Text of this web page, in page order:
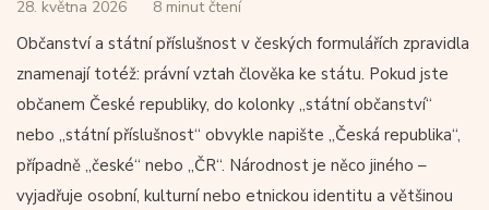
28. května 2026 8 minut čtení
Občanství a státní příslušnost v českých formulářích zpravidla
znamenají totéž: právní vztah člověka ke státu. Pokud jste
občanem České republiky, do kolonky „státní občanství“
nebo „státní příslušnost“ obvykle napište „Česká republika“,
případně „české“ nebo „ČR“. Národnost je něco jiného –
vyjadřuje osobní, kulturní nebo etnickou identitu a většinou